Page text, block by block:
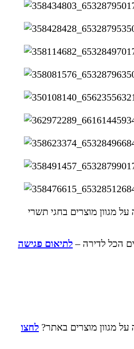
10% הנחה על מגוון מוצרים בחגי תשרי
הכל לדירה –לתיאום פגישה
לחצו